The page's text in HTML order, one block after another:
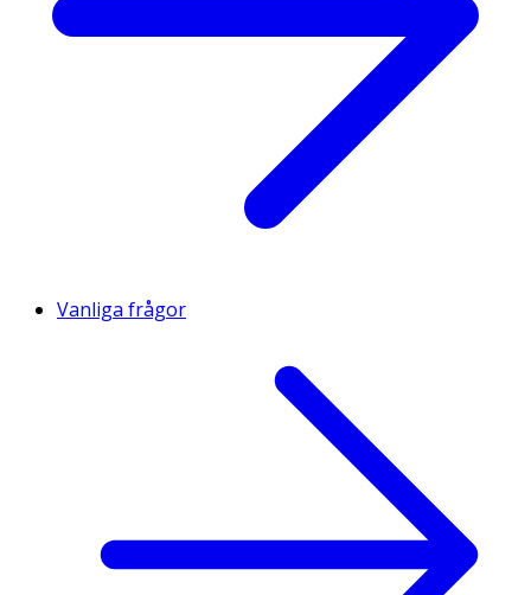
Vanliga frågor